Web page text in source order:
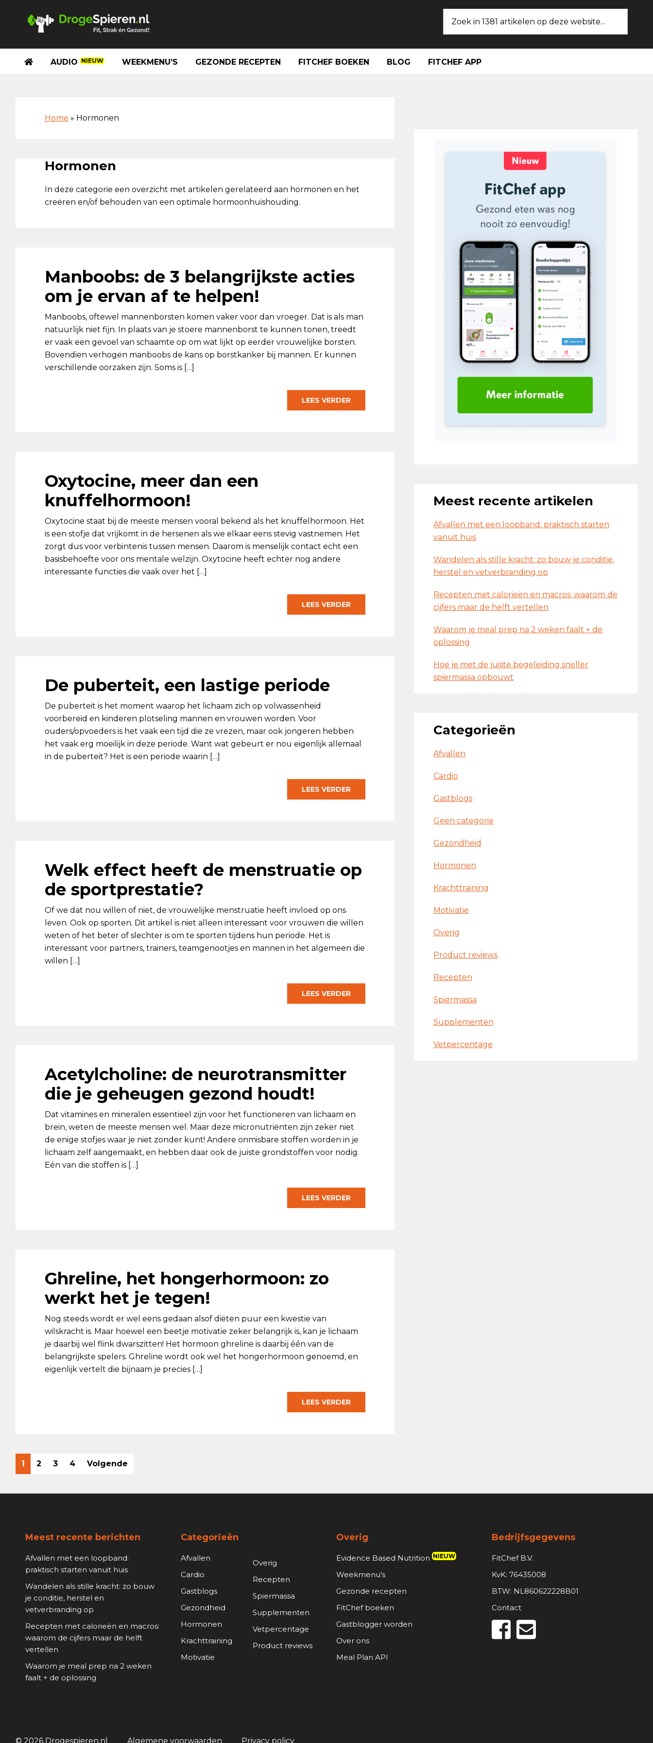
inhoud
sidebar
op
AUDIO NIEUW WEEKMENU’S GEZONDE RECEPTEN FITCHEF BOEKEN BLOG FITCHEF APP
Home » Hormonen
Hormonen
In deze categorie een overzicht met artikelen gerelateerd aan hormonen en het
creëren en/of behouden van een optimale hormoonhuishouding.
Manboobs: de 3 belangrijkste acties
om je ervan af te helpen!
Manboobs, oftewel mannenborsten komen vaker voor dan vroeger. Dat is als man
natuurlijk niet fijn. In plaats van je stoere mannenborst te kunnen tonen, treedt
er vaak een gevoel van schaamte op om wat lijkt op eerder vrouwelijke borsten.
Bovendien verhogen manboobs de kans op borstkanker bij mannen. Er kunnen
verschillende oorzaken zijn. Soms is […]
LEES VERDER
Oxytocine, meer dan een
knuffelhormoon!
Oxytocine staat bij de meeste mensen vooral bekend als het knuffelhormoon. Het
is een stofje dat vrijkomt in de hersenen als we elkaar eens stevig vastnemen. Het
zorgt dus voor verbintenis tussen mensen. Daarom is menselijk contact echt een
basisbehoefte voor ons mentale welzijn. Oxytocine heeft echter nog andere
interessante functies die vaak over het […]
LEES VERDER
De puberteit, een lastige periode
De puberteit is het moment waarop het lichaam zich op volwassenheid
voorbereid en kinderen plotseling mannen en vrouwen worden. Voor
ouders/opvoeders is het vaak een tijd die ze vrezen, maar ook jongeren hebben
het vaak erg moeilijk in deze periode. Want wat gebeurt er nou eigenlijk allemaal
in de puberteit? Het is een periode waarin […]
LEES VERDER
Welk effect heeft de menstruatie op
de sportprestatie?
Of we dat nou willen of niet, de vrouwelijke menstruatie heeft invloed op ons
leven. Ook op sporten. Dit artikel is niet alleen interessant voor vrouwen die willen
weten of het beter of slechter is om te sporten tijdens hun periode. Het is
interessant voor partners, trainers, teamgenootjes en mannen in het algemeen die
willen […]
LEES VERDER
Acetylcholine: de neurotransmitter
die je geheugen gezond houdt!
Dat vitamines en mineralen essentieel zijn voor het functioneren van lichaam en
brein, weten de meeste mensen wel. Maar deze micronutriënten zijn zeker niet
de enige stofjes waar je niet zonder kunt! Andere onmisbare stoffen worden in je
lichaam zelf aangemaakt, en hebben daar ook de juiste grondstoffen voor nodig.
Eén van die stoffen is […]
LEES VERDER
Ghreline, het hongerhormoon: zo
werkt het je tegen!
Nog steeds wordt er wel eens gedaan alsof diëten puur een kwestie van
wilskracht is. Maar hoewel een beetje motivatie zeker belangrijk is, kan je lichaam
je daarbij wel flink dwarszitten! Het hormoon ghreline is daarbij één van de
belangrijkste spelers. Ghreline wordt ook wel het hongerhormoon genoemd, en
eigenlijk vertelt die bijnaam je precies […]
LEES VERDER
Ga
naar
1
Ga
2
Ga
3
Ga
4 Volgende
Meest recente artikelen
Afvallen met een loopband: praktisch starten
vanuit huis
Wandelen als stille kracht: zo bouw je conditie,
herstel en vetverbranding op
Recepten met calorieën en macros: waarom de
cijfers maar de helft vertellen
Waarom je meal prep na 2 weken faalt + de
oplossing
Hoe je met de juiste begeleiding sneller
spiermassa opbouwt
Categorieën
Afvallen
Cardio
Gastblogs
Geen categorie
Gezondheid
Hormonen
Krachttraining
Motivatie
Overig
Product reviews
Recepten
Spiermassa
Supplementen
Vetpercentage
Meest recente berichten
Afvallen met een loopband:
praktisch starten vanuit huis
Wandelen als stille kracht: zo bouw
je conditie, herstel en
vetverbranding op
Recepten met calorieën en macros:
waarom de cijfers maar de helft
vertellen
Waarom je meal prep na 2 weken
faalt + de oplossing
Categorieën
Afvallen
Cardio
Gastblogs
Gezondheid
Hormonen
Krachttraining
Motivatie
Overig
Recepten
Spiermassa
Supplementen
Vetpercentage
Product reviews
Overig
Evidence Based Nutrition NIEUW
Weekmenu’s
Gezonde recepten
FitChef boeken
Gastblogger worden
Over ons
Meal Plan API
Bedrijfsgegevens
FitChef B.V.
KvK: 76435008
BTW: NL860622228B01
Contact
© 2026 Drogespieren.nl Algemene voorwaarden Privacy policy